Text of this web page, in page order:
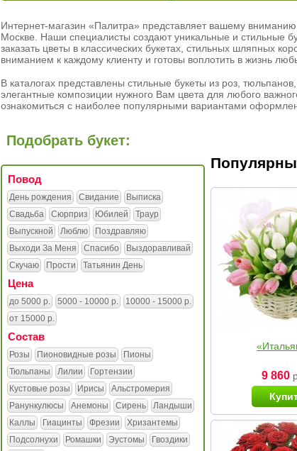
Интернет-магазин «Палитра» представляет вашему
Москве. Наши специалисты создают уникальные и стильные
заказать цветы в классических букетах, стильных шляпных
вниманием к каждому клиенту и готовы воплотить в жизнь
В каталогах представлены стильные букеты из роз,
элегантные композиции нужного Вам цвета для любого
ознакомиться с наиболее популярными вариантами
Подобрать букет:
Повод
День рождения Свидание
Выписка
Свадьба
Сюрприз Юбилей
Траур
Выпускной
Люблю
Поздравляю
Выходи За Меня
Спасибо
Выздоравливай
Скучаю
Прости Татьянин День
Цена
до 5000 р. 5000 - 10000 р.
10000 - 15000 р.
от 15000 р.
Состав
Розы Пионовидные розы
Пионы
Тюльпаны
Лилии
Гортензии
Кустовые розы
Ирисы
Альстромерия
Ранункулюсы
Анемоны Сирень
Ландыши
Каллы
Гиацинты Фрезии
Хризантемы
Подсолнухи
Ромашки Эустомы
Гвоздики
9 860